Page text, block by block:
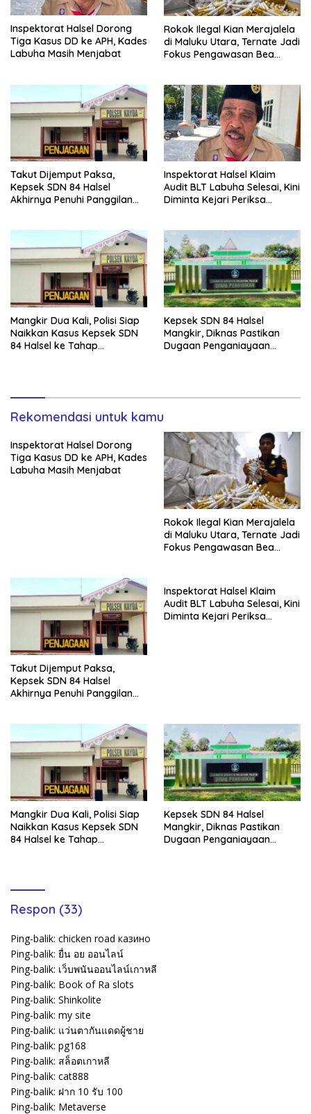
Inspektorat Halsel Dorong
Tiga Kasus DD ke APH, Kades
Labuha Masih Menjabat
Rokok Ilegal Kian Merajalela
di Maluku Utara, Ternate Jadi
Fokus Pengawasan Bea
Takut Dijemput Paksa,
Kepsek SDN 84 Halsel
Akhirnya Penuhi Panggilan
Inspektorat Halsel Klaim
Audit BLT Labuha Selesai, Kini
Diminta Kejari Periksa
Mangkir Dua Kali, Polisi Siap
Naikkan Kasus Kepsek SDN
84 Halsel ke Tahap
Kepsek SDN 84 Halsel
Mangkir, Diknas Pastikan
Dugaan Penganiayaan
Rekomendasi untuk kamu
Inspektorat Halsel Dorong
Tiga Kasus DD ke APH, Kades
Labuha Masih Menjabat
Rokok Ilegal Kian Merajalela
di Maluku Utara, Ternate Jadi
Fokus Pengawasan Bea
Takut Dijemput Paksa,
Kepsek SDN 84 Halsel
Akhirnya Penuhi Panggilan
Inspektorat Halsel Klaim
Audit BLT Labuha Selesai, Kini
Diminta Kejari Periksa
Mangkir Dua Kali, Polisi Siap
Naikkan Kasus Kepsek SDN
84 Halsel ke Tahap
Kepsek SDN 84 Halsel
Mangkir, Diknas Pastikan
Dugaan Penganiayaan
Respon (33)
Ping-balik: chicken road казино
Ping-balik: ยื่น อย ออนไลน์
Ping-balik: เว็บพนันออนไลน์เกาหลี
Ping-balik: Book of Ra slots
Ping-balik: Shinkolite
Ping-balik: my site
Ping-balik: แว่นตากันแดดผู้ชาย
Ping-balik: pg168
Ping-balik: สล็อตเกาหลี
Ping-balik: cat888
Ping-balik: ฝาก 10 รับ 100
Ping-balik: Metaverse